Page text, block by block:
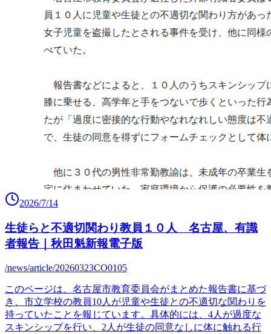
2026/7/14
生徒らと不適切関わり教員１０人 名古屋、有識
者報告｜秋田魁新報電子版
/news/article/20260323CO0105
このページは、名古屋市教育委員会がまとめた報告書に基づ
き、市立学校の教員10人が児童や生徒との不適切な関わりを
持っていたことを報じています。具体的には、4人が過度な
スキンシップを行い、2人が生徒の同意なしに体に触れる行